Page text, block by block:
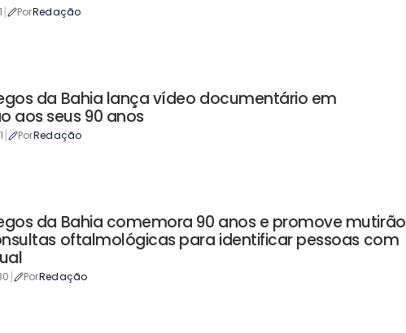
| PorRedação
da Bahia lança vídeo documentário em
aos seus 90 anos
| PorRedação
da Bahia comemora 90 anos e promove mutirão
oftalmológicas para identificar pessoas com
| PorRedação